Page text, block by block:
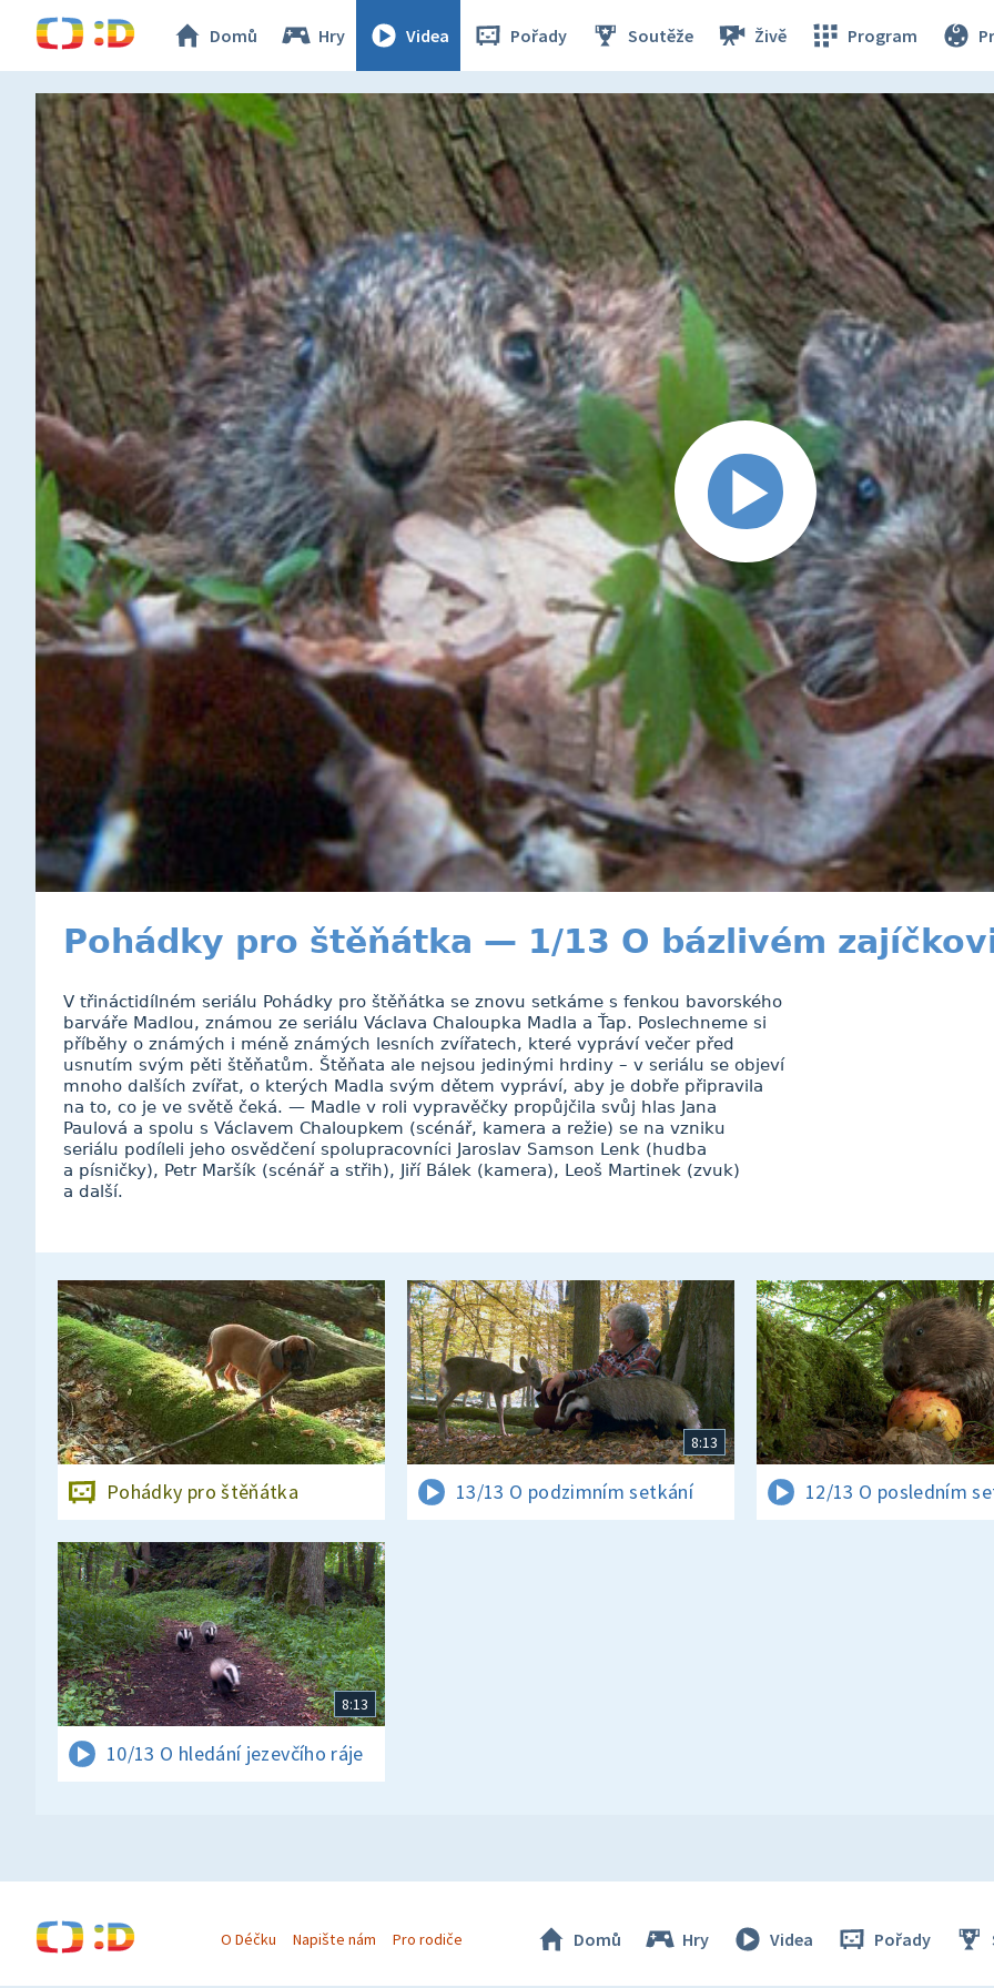
Domů Hry Videa Pořady Soutěže Živě Program
Pohádky pro štěňátka — 1/13 O bázlivém
V třináctidílném seriálu Pohádky pro štěňátka se znovu setkáme s fenkou bavorského
barváře Madlou, známou ze seriálu Václava Chaloupka Madla a Ťap. Poslechneme si
příběhy o známých i méně známých lesních zvířatech, které vypráví večer před
usnutím svým pěti štěňatům. Štěňata ale nejsou jedinými hrdiny – v seriálu se objeví
mnoho dalších zvířat, o kterých Madla svým dětem vypráví, aby je dobře připravila
na to, co je ve světě čeká. — Madle v roli vypravěčky propůjčila svůj hlas Jana
Paulová a spolu s Václavem Chaloupkem (scénář, kamera a režie) se na vzniku
seriálu podíleli jeho osvědčení spolupracovníci Jaroslav Samson Lenk (hudba
a písničky), Petr Maršík (scénář a střih), Jiří Bálek (kamera), Leoš Martinek (zvuk)
a další.
Pohádky pro štěňátka
8:13
13/13 O podzimním setkání 12/13 O posledním
8:13
10/13 O hledání jezevčího ráje
O Déčku Napište nám Pro rodiče Domů Hry Videa Pořady